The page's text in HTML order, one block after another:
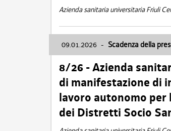
Azienda sanitaria universitaria Friuli
09.01.2026 - Scadenza della
8/26 - Azienda
di manifestazione di
lavoro autonomo per
dei Distretti Socio